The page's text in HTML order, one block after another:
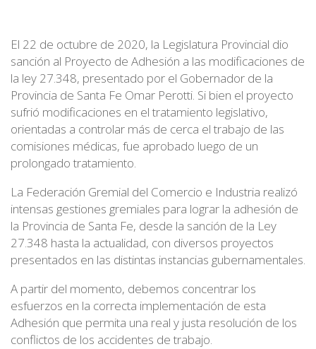
El 22 de octubre de 2020, la Legislatura Provincial dio
sanción al Proyecto de Adhesión a las modificaciones de
la ley 27.348, presentado por el Gobernador de la
Provincia de Santa Fe Omar Perotti. Si bien el proyecto
sufrió modificaciones en el tratamiento legislativo,
orientadas a controlar más de cerca el trabajo de las
comisiones médicas, fue aprobado luego de un
prolongado tratamiento.
La Federación Gremial del Comercio e Industria realizó
intensas gestiones gremiales para lograr la adhesión de
la Provincia de Santa Fe, desde la sanción de la Ley
27.348 hasta la actualidad, con diversos proyectos
presentados en las distintas instancias gubernamentales.
A partir del momento, debemos concentrar los
esfuerzos en la correcta implementación de esta
Adhesión que permita una real y justa resolución de los
conflictos de los accidentes de trabajo.